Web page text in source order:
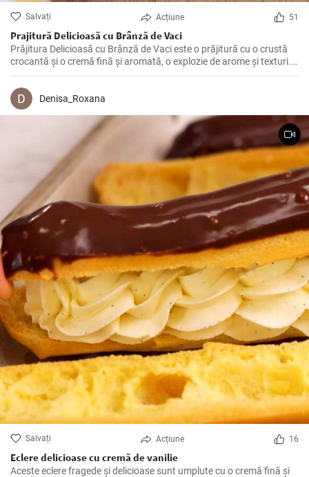
Salvați Acțiune 51
Prajitură Delicioasă cu Brânză de Vaci
Prăjitura Delicioasă cu Brânză de Vaci este o prăjitură cu o crustă
crocantă și o cremă fină și aromată, o explozie de arome și texturi.
Această rețetă cu brânză de vaci este perfectă pentru orice
eveniment sau masă festivă.
Denisa_Roxana
Salvați Acțiune 16
Eclere delicioase cu cremă de vanilie
Aceste eclere fragede și delicioase sunt umplute cu o cremă fină și